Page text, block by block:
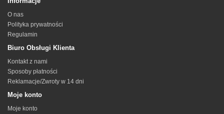
O nas
Polityka prywatności
Regulamin
Biuro Obsługi Klienta
Kontakt z nami
Sposoby płatności
Reklamacje/Zwroty w 14 dni
Moje konto
Moje konto